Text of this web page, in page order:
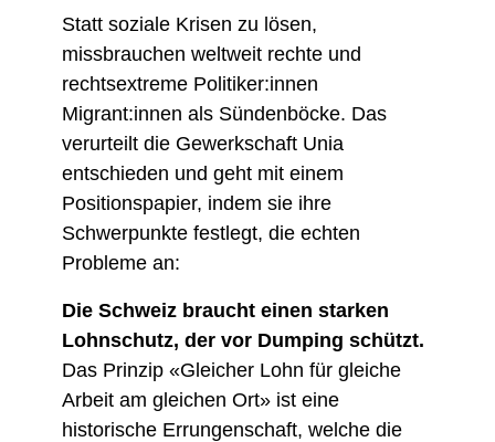
Statt soziale Krisen zu lösen,
missbrauchen weltweit rechte und
rechtsextreme Politiker:innen
Migrant:innen als Sündenböcke. Das
verurteilt die Gewerkschaft Unia
entschieden und geht mit einem
Positionspapier, indem sie ihre
Schwerpunkte festlegt, die echten
Probleme an:
Die Schweiz braucht einen starken
Lohnschutz, der vor Dumping schützt.
Das Prinzip «Gleicher Lohn für gleiche
Arbeit am gleichen Ort» ist eine
historische Errungenschaft, welche die